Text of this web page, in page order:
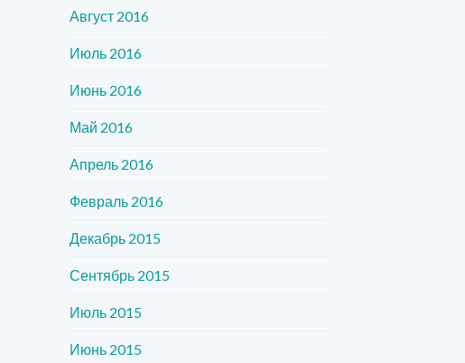
Август 2016
Июль 2016
Июнь 2016
Май 2016
Апрель 2016
Февраль 2016
Декабрь 2015
Сентябрь 2015
Июль 2015
Июнь 2015